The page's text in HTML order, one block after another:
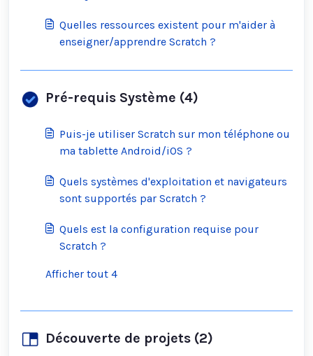
Quelles ressources existent pour m'aider à
enseigner/apprendre Scratch ?
Pré-requis Système (4)
Puis-je utiliser Scratch sur mon téléphone ou
ma tablette Android/iOS ?
Quels systèmes d'exploitation et navigateurs
sont supportés par Scratch ?
Quels est la configuration requise pour
Scratch ?
Afficher tout 4
Découverte de projets (2)